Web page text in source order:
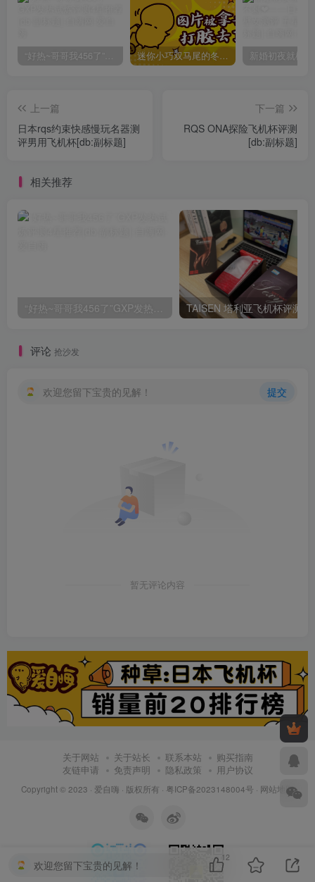
“好热~哥哥我456了”GXP发热试炼评测4星推荐[db:副标题] 迷你小巧双马尾的冬爱琴音写真分享，虎牙妹妹YYDS!
上一篇
日本rqs约束快感慢玩名器测
评男用飞机杯[db:副标题]
下一篇
RQS ONA探险飞机杯评测
[db:副标题]
相关推荐
“好热~哥哥我456了”GXP发热试炼评测4星推荐[db:副标题]
评论 抢沙发
欢迎您留下宝贵的见解！ 提交
暂无评论内容
关于网站 关于站长 联系本站
购买指南
友链申请
免责声明 隐私政策 用户协议
Copyright © 2023 · 爱自嗨 · 版权所有 · 粤ICP备2023148004号 · 网站地图
欢迎您留下宝贵的见解！
12